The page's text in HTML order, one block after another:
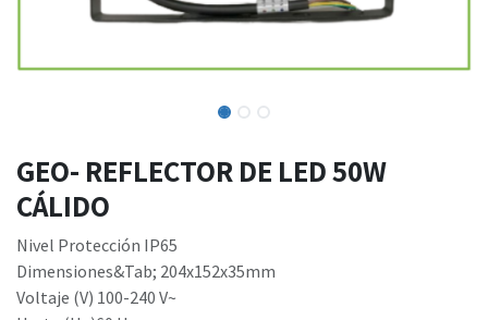
GEO- REFLECTOR DE LED 50W
CÁLIDO
Nivel Protección IP65
Dimensiones&Tab; 204x152x35mm
Voltaje (V) 100-240 V~